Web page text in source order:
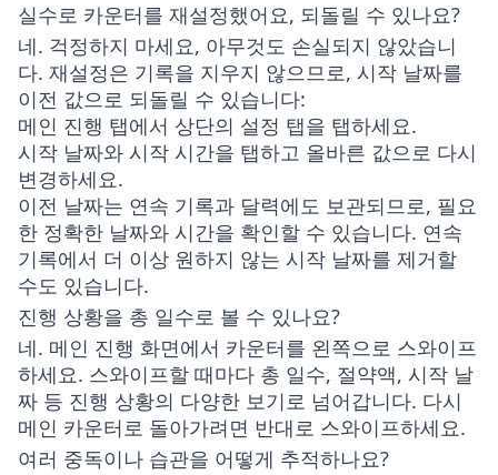
실수로 카운터를 재설정했어요, 되돌릴 수 있나요?
네. 걱정하지 마세요, 아무것도 손실되지 않았습니
다. 재설정은 기록을 지우지 않으므로, 시작 날짜를
이전 값으로 되돌릴 수 있습니다:
메인 진행 탭에서 상단의 설정 탭을 탭하세요.
시작 날짜와 시작 시간을 탭하고 올바른 값으로 다시
변경하세요.
이전 날짜는 연속 기록과 달력에도 보관되므로, 필요
한 정확한 날짜와 시간을 확인할 수 있습니다. 연속
기록에서 더 이상 원하지 않는 시작 날짜를 제거할
수도 있습니다.
진행 상황을 총 일수로 볼 수 있나요?
네. 메인 진행 화면에서 카운터를 왼쪽으로 스와이프
하세요. 스와이프할 때마다 총 일수, 절약액, 시작 날
짜 등 진행 상황의 다양한 보기로 넘어갑니다. 다시
메인 카운터로 돌아가려면 반대로 스와이프하세요.
여러 중독이나 습관을 어떻게 추적하나요?